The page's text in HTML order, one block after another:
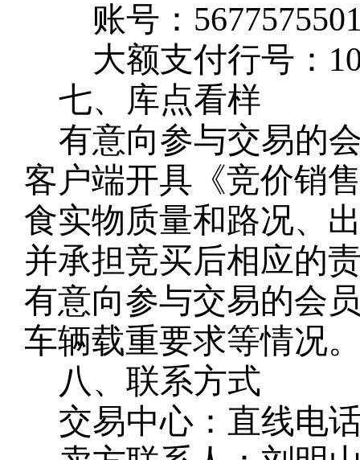
账号：
大额支付行号：
七、库点看样
有意向参与交易的
客户端开具《竞价销
食实物质量和路况、
并承担竞买后相应的
有意向参与交易的会
车辆载重要求等情况
八、联系方式
交易中心：直线电